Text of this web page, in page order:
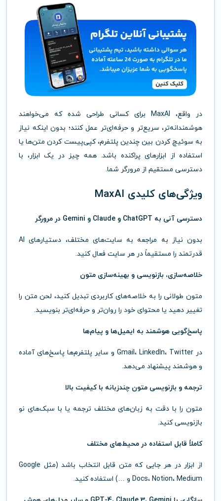
در واقع، MaxAI برای کسانی طراحی شده که می‌خواهند
هوشمندانه‌تر، سریع‌تر و حرفه‌ای‌تر عمل کنند؛ بدون اینکه نیاز
به سوئیچ کردن بین چندین پلتفرم، کپی‌پیست کردن متن‌ها یا
استفاده از ابزارهای پراکنده باشد. همه چیز در یک ابزار، با
دسترسی مستقیم از مرورگر شما.
ویژگی‌های کلیدی MaxAI
دسترسی آنی به ChatGPT و Claude و Gemini در مرورگر
بدون نیاز به مراجعه به سایت‌های مختلف، دستیارهای AI
قدرتمند را مستقیماً در هر سایت فعال کنید.
خلاصه‌سازی، بازنویسی و بهینه‌سازی متون
متون طولانی را به خلاصه‌های کاربردی تبدیل کنید، لحن متن را
تغییر دهید یا محتوای خود را روان‌تر و حرفه‌ای‌تر بنویسید.
پاسخ‌گویی هوشمند به ایمیل‌ها و پیام‌ها
در Gmail، LinkedIn، Twitter و سایر پلتفرم‌ها پاسخ‌های آماده
و هوشمند پیشنهاد می‌دهد.
ترجمه و بازنویسی متون چندزبانه با کیفیت بالا
متون را با دقت به زبان‌های مختلف ترجمه یا با سبک‌های نو
بازنویسی کنید.
کاملاً قابل استفاده در محیط‌های مختلف
از ابزار در هر جایی که متن قابل انتخاب باشد (مثل Google
Docs، Notion، Medium و …) استفاده کنید.